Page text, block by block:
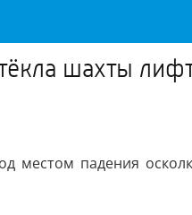
шахты
местом падения